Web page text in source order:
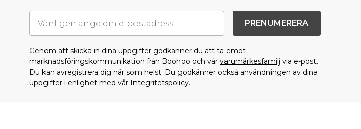
PRENUMERERA
Genom att skicka in dina uppgifter godkänner du att ta emot
marknadsföringskommunikation från Boohoo och vår varumärkesfamilj via e-post.
Du kan avregistrera dig när som helst. Du godkänner också användningen av dina
uppgifter i enlighet med vår Integritetspolicy.